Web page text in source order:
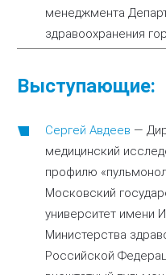
менеджмента
здравоохранения
Выступающие:
Сергей Авдеев —
медицинский
профилю
Московский
университет имени
Министерства
Российской